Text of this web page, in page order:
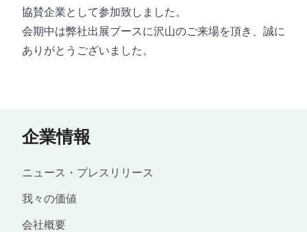
協賛企業として参加致しました。
会期中は弊社出展ブースに沢山のご来場を頂き、誠に
ありがとうございました。
企業情報
ニュース・プレスリリース
我々の価値
会社概要